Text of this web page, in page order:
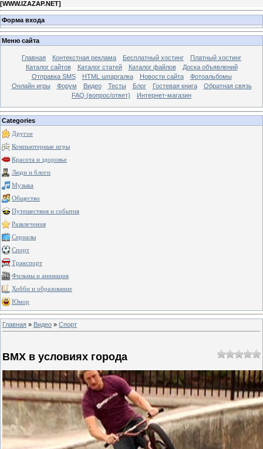
[WWW.IZAZAP.NET]
Форма входа
Меню сайта
Главная Контекстная реклама Бесплатный хостинг
Платный хостинг
Каталог сайтов
Каталог статей Каталог файлов
Доска объявлений
Отправка SMS
HTML шпаргалка Новости сайта
Фотоальбомы
Онлайн игры
Форум Видео Тесты Блог Гостевая книга
Обратная связь
FAQ (вопрос/ответ)
Интернет-магазин
Categories
Другое
Компьютерные игры
Красота и здоровье
Люди и блоги
Музыка
Общество
Путешествия и события
Развлечения
Сериалы
Спорт
Транспорт
Фильмы и анимация
Хобби и образование
Юмор
Главная » Видео » Спорт
BMX в условиях города